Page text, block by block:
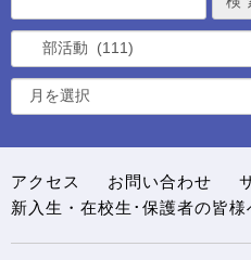
アクセス お問い合わせ
新入生・在校生･保護者の皆様